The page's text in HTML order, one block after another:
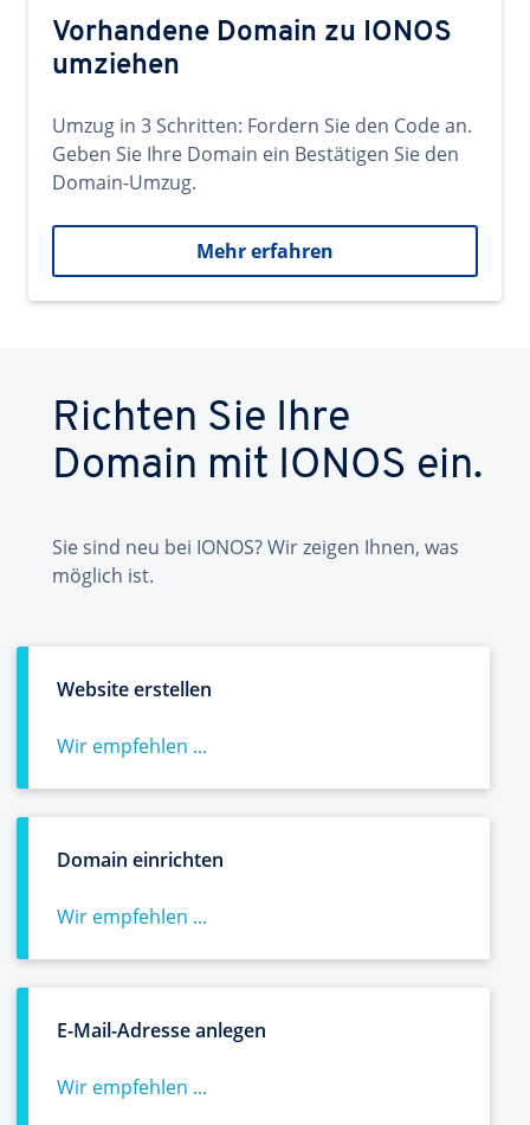
Vorhandene Domain zu IONOS
umziehen
Umzug in 3 Schritten: Fordern Sie den Code an.
Geben Sie Ihre Domain ein Bestätigen Sie den
Domain-Umzug.
Mehr erfahren
Richten Sie Ihre
Domain mit IONOS ein.
Sie sind neu bei IONOS? Wir zeigen Ihnen, was
möglich ist.
Website erstellen
Wir empfehlen ...
Domain einrichten
Wir empfehlen ...
E-Mail-Adresse anlegen
Wir empfehlen ...